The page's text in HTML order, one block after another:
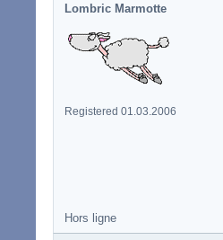
Lombric Marmotte
Registered 01.03.2006
Hors ligne